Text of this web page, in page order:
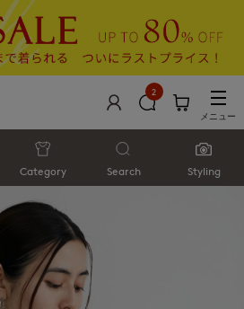
2
メニュー
Category Search Styling